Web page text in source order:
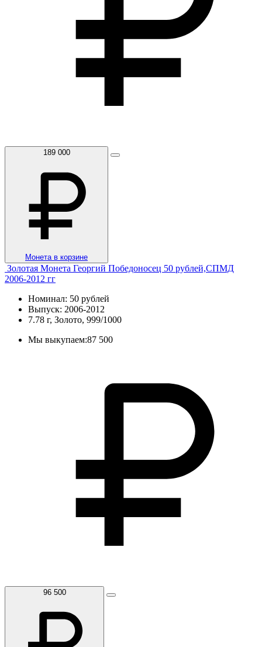
189 000
Монета в корзине
Золотая Монета Георгий Победоносец 50 рублей,СПМД
2006-2012 гг
Номинал: 50 рублей
Выпуск: 2006-2012
7.78 г, Золото, 999/1000
Мы выкупаем:87 500
96 500